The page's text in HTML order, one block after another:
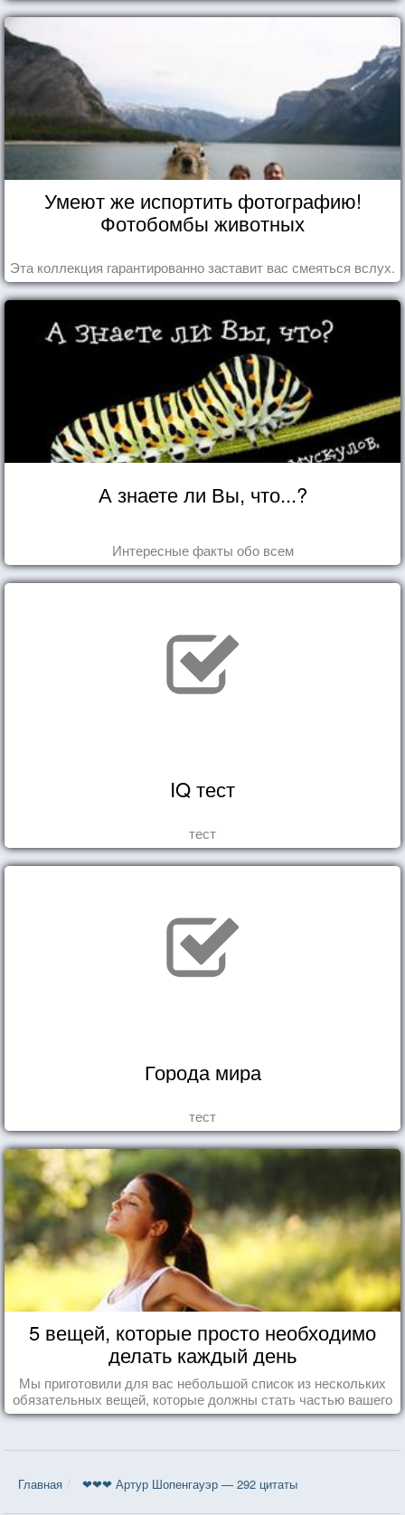
Умеют же испортить фотографию!
Фотобомбы животных
Эта коллекция гарантированно заставит вас смеяться вслух.
А знаете ли Вы, что...?
Интересные факты обо всем
IQ тест
тест
Города мира
тест
5 вещей, которые просто необходимо
делать каждый день
Мы приготовили для вас небольшой список из нескольких
обязательных вещей, которые должны стать частью вашего
дня.
Главная ❤❤❤ Артур Шопенгауэр — 292 цитаты